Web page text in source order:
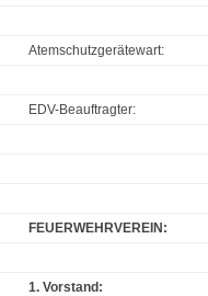
Atemschutzgerätewart:
EDV-Beauftragter:
FEUERWEHRVEREIN:
1. Vorstand: